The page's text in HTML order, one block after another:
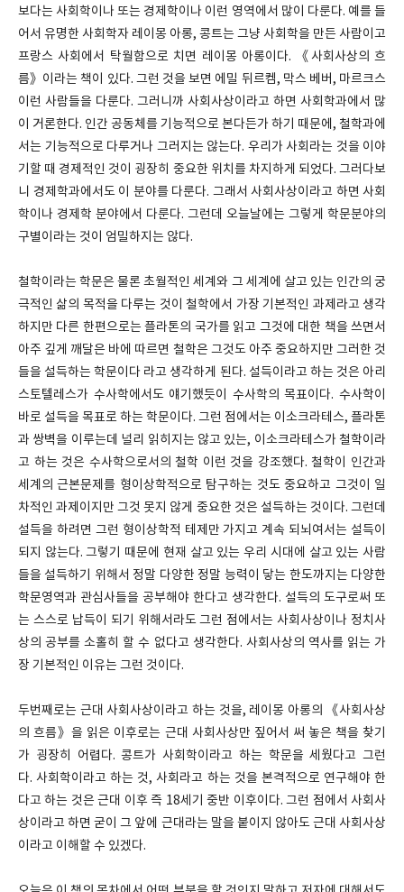
보다는 사회학이나 또는 경제학이나 이런 영역에서 많이 다룬다. 예를 들
어서 유명한 사회학자 레이몽 아롱, 콩트는 그냥 사회학을 만든 사람이고
프랑스 사회에서 탁월함으로 치면 레이몽 아롱이다. 《사회사상의 흐
름》이라는 책이 있다. 그런 것을 보면 에밀 뒤르켐, 막스 베버, 마르크스
이런 사람들을 다룬다. 그러니까 사회사상이라고 하면 사회학과에서 많
이 거론한다. 인간 공동체를 기능적으로 본다든가 하기 때문에, 철학과에
서는 기능적으로 다루거나 그러지는 않는다. 우리가 사회라는 것을 이야
기할 때 경제적인 것이 굉장히 중요한 위치를 차지하게 되었다. 그러다보
니 경제학과에서도 이 분야를 다룬다. 그래서 사회사상이라고 하면 사회
학이나 경제학 분야에서 다룬다. 그런데 오늘날에는 그렇게 학문분야의
구별이라는 것이 엄밀하지는 않다.
철학이라는 학문은 물론 초월적인 세계와 그 세계에 살고 있는 인간의 궁
극적인 삶의 목적을 다루는 것이 철학에서 가장 기본적인 과제라고 생각
하지만 다른 한편으로는 플라톤의 국가를 읽고 그것에 대한 책을 쓰면서
아주 깊게 깨달은 바에 따르면 철학은 그것도 아주 중요하지만 그러한 것
들을 설득하는 학문이다 라고 생각하게 된다. 설득이라고 하는 것은 아리
스토텔레스가 수사학에서도 얘기했듯이 수사학의 목표이다. 수사학이
바로 설득을 목표로 하는 학문이다. 그런 점에서는 이소크라테스, 플라톤
과 쌍벽을 이루는데 널리 읽히지는 않고 있는, 이소크라테스가 철학이라
고 하는 것은 수사학으로서의 철학 이런 것을 강조했다. 철학이 인간과
세계의 근본문제를 형이상학적으로 탐구하는 것도 중요하고 그것이 일
차적인 과제이지만 그것 못지 않게 중요한 것은 설득하는 것이다. 그런데
설득을 하려면 그런 형이상학적 테제만 가지고 계속 되뇌여서는 설득이
되지 않는다. 그렇기 때문에 현재 살고 있는 우리 시대에 살고 있는 사람
들을 설득하기 위해서 정말 다양한 정말 능력이 닿는 한도까지는 다양한
학문영역과 관심사들을 공부해야 한다고 생각한다. 설득의 도구로써 또
는 스스로 납득이 되기 위해서라도 그런 점에서는 사회사상이나 정치사
상의 공부를 소홀히 할 수 없다고 생각한다. 사회사상의 역사를 읽는 가
장 기본적인 이유는 그런 것이다.
두번째로는 근대 사회사상이라고 하는 것을, 레이몽 아롱의 《사회사상
의 흐름》을 읽은 이후로는 근대 사회사상만 짚어서 써 놓은 책을 찾기
가 굉장히 어렵다. 콩트가 사회학이라고 하는 학문을 세웠다고 그런
다. 사회학이라고 하는 것, 사회라고 하는 것을 본격적으로 연구해야 한
다고 하는 것은 근대 이후 즉 18세기 중반 이후이다. 그런 점에서 사회사
상이라고 하면 굳이 그 앞에 근대라는 말을 붙이지 않아도 근대 사회사상
이라고 이해할 수 있겠다.